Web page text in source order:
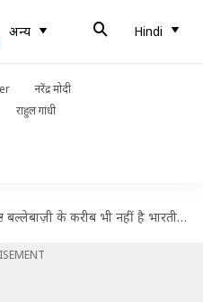
अन्य Hindi
नरेंद्र मोदी
राहुल गांधी
बल्लेबाज़ी के करीब भी नहीं है भारतीय टीम: चैपल